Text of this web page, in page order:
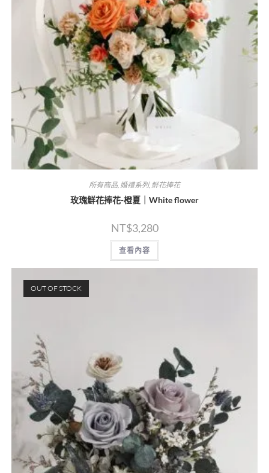
所有商品 婚禮系列, 鮮花捧花
玫瑰鮮花捧花-橙夏｜White flower
NT$3,280
查看內容
OUT OF STOCK